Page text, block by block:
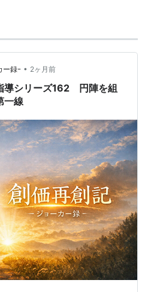
ー録ｰ • 2ヶ月前
導シリーズ162 円陣を組
一線